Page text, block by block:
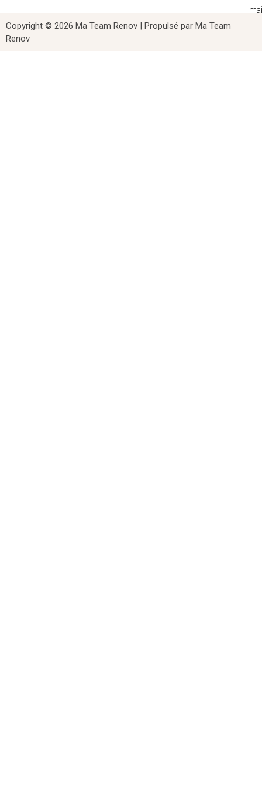
Copyright © 2026 Ma Team Renov | Propulsé par Ma Team
Renov